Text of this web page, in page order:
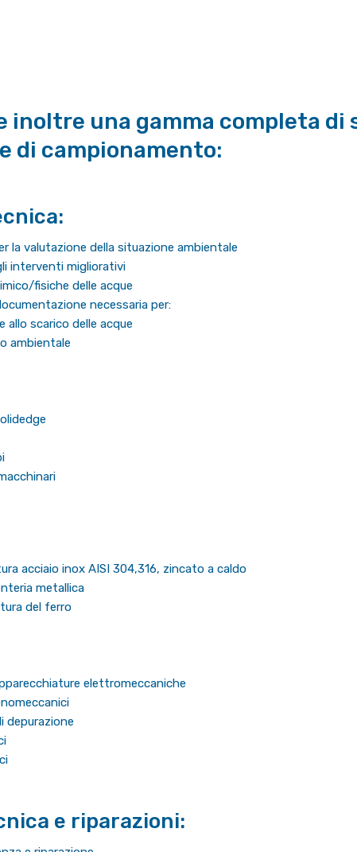
inoltre una gamma completa
di campionamento:
la valutazione della situazione ambientale
interventi migliorativi
fisiche delle acque
necessaria per:
allo scarico delle acque
ambientale
acciaio inox AISI 304,316, zincato a caldo
metallica
del ferro
elettromeccaniche
depurazione
e riparazioni: